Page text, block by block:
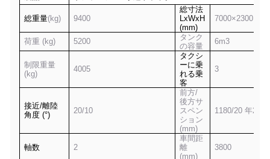
総重量(kg) 9400
総寸法
LxWxH
(mm)
7000×2300×2
荷重 (kg) 5200
タンク
の容量
6m3
制限重量
(kg)
4005
タクシ
ーに乗
れる乗
客
3
接近/離陸
角度 (°)
20/10
前方/
後方サ
スペン
ション
(mm)
1180/20 年20
軸数 2
車間距
離
(mm)
3800